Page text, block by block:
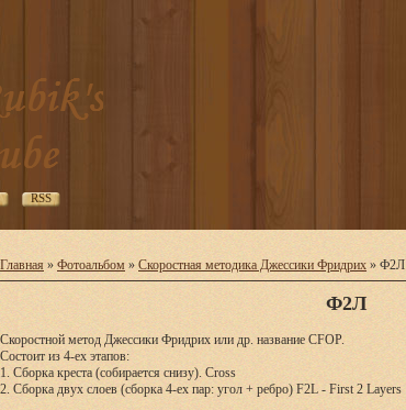
RSS
Главная » Фотоальбом » Скоростная методика Джессики Фридрих » Ф2Л
Ф2Л
Скоростной метод Джессики Фридрих или др. название CFOP.
Состоит из 4-ех этапов:
1. Сборка креста (собирается снизу). Cross
2. Сборка двух слоев (сборка 4-ех пар: угол + ребро) F2L - First 2 Layers